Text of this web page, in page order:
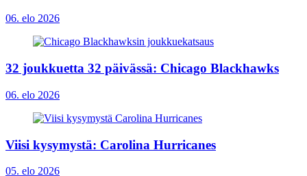
06. elo 2026
32 joukkuetta 32 päivässä: Chicago Blackhawks
06. elo 2026
Viisi kysymystä: Carolina Hurricanes
05. elo 2026